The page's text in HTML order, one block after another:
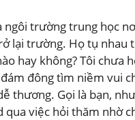
trường trung học
lại trường. Họ tụ nhau
hay không? Tôi
đông tìm niềm vui
thương. Gọi là bạn,
qua việc hỏi thăm nhờ